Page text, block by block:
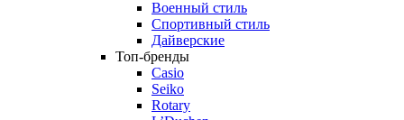
Военный стиль
Спортивный стиль
Дайверские
Топ-бренды
Casio
Seiko
Rotary